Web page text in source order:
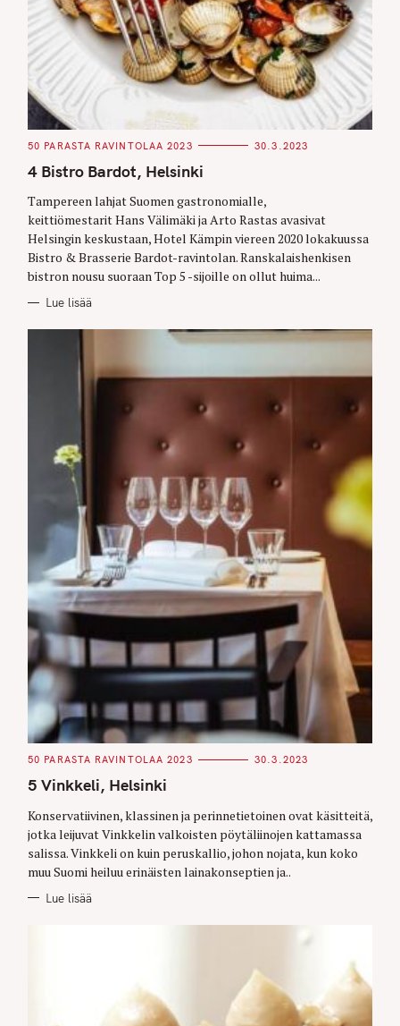
C
T
E
O
R
I
S
50 PARASTA RAVINTOLAA 2023 30.3.2023
4 Bistro Bardot, Helsinki
Tampereen lahjat Suomen gastronomialle,
keittiömestarit Hans Välimäki ja Arto Rastas avasivat
Helsingin keskustaan, Hotel Kämpin viereen 2020 lokakuussa
Bistro & Brasserie Bardot-ravintolan. Ranskalaishenkisen
bistron nousu suoraan Top 5 -sijoille on ollut huima...
Lue lisää
C
T
E
O
R
I
E
S
50 PARASTA RAVINTOLAA 2023 30.3.2023
5 Vinkkeli, Helsinki
Konservatiivinen, klassinen ja perinnetietoinen ovat käsitteitä,
jotka leijuvat Vinkkelin valkoisten pöytäliinojen kattamassa
salissa. Vinkkeli on kuin peruskallio, johon nojata, kun koko
muu Suomi heiluu erinäisten lainakonseptien ja..
Lue lisää